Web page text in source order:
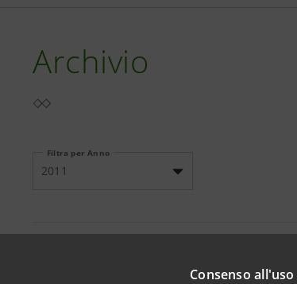
Consenso
Archivio
Filtra per Anno
2011